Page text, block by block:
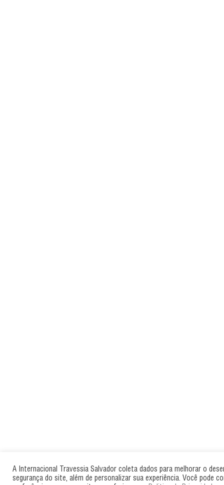
A Internacional Travessia Salvador coleta dados para melhorar o
segurança do site, além de personalizar sua experiência. Você pode